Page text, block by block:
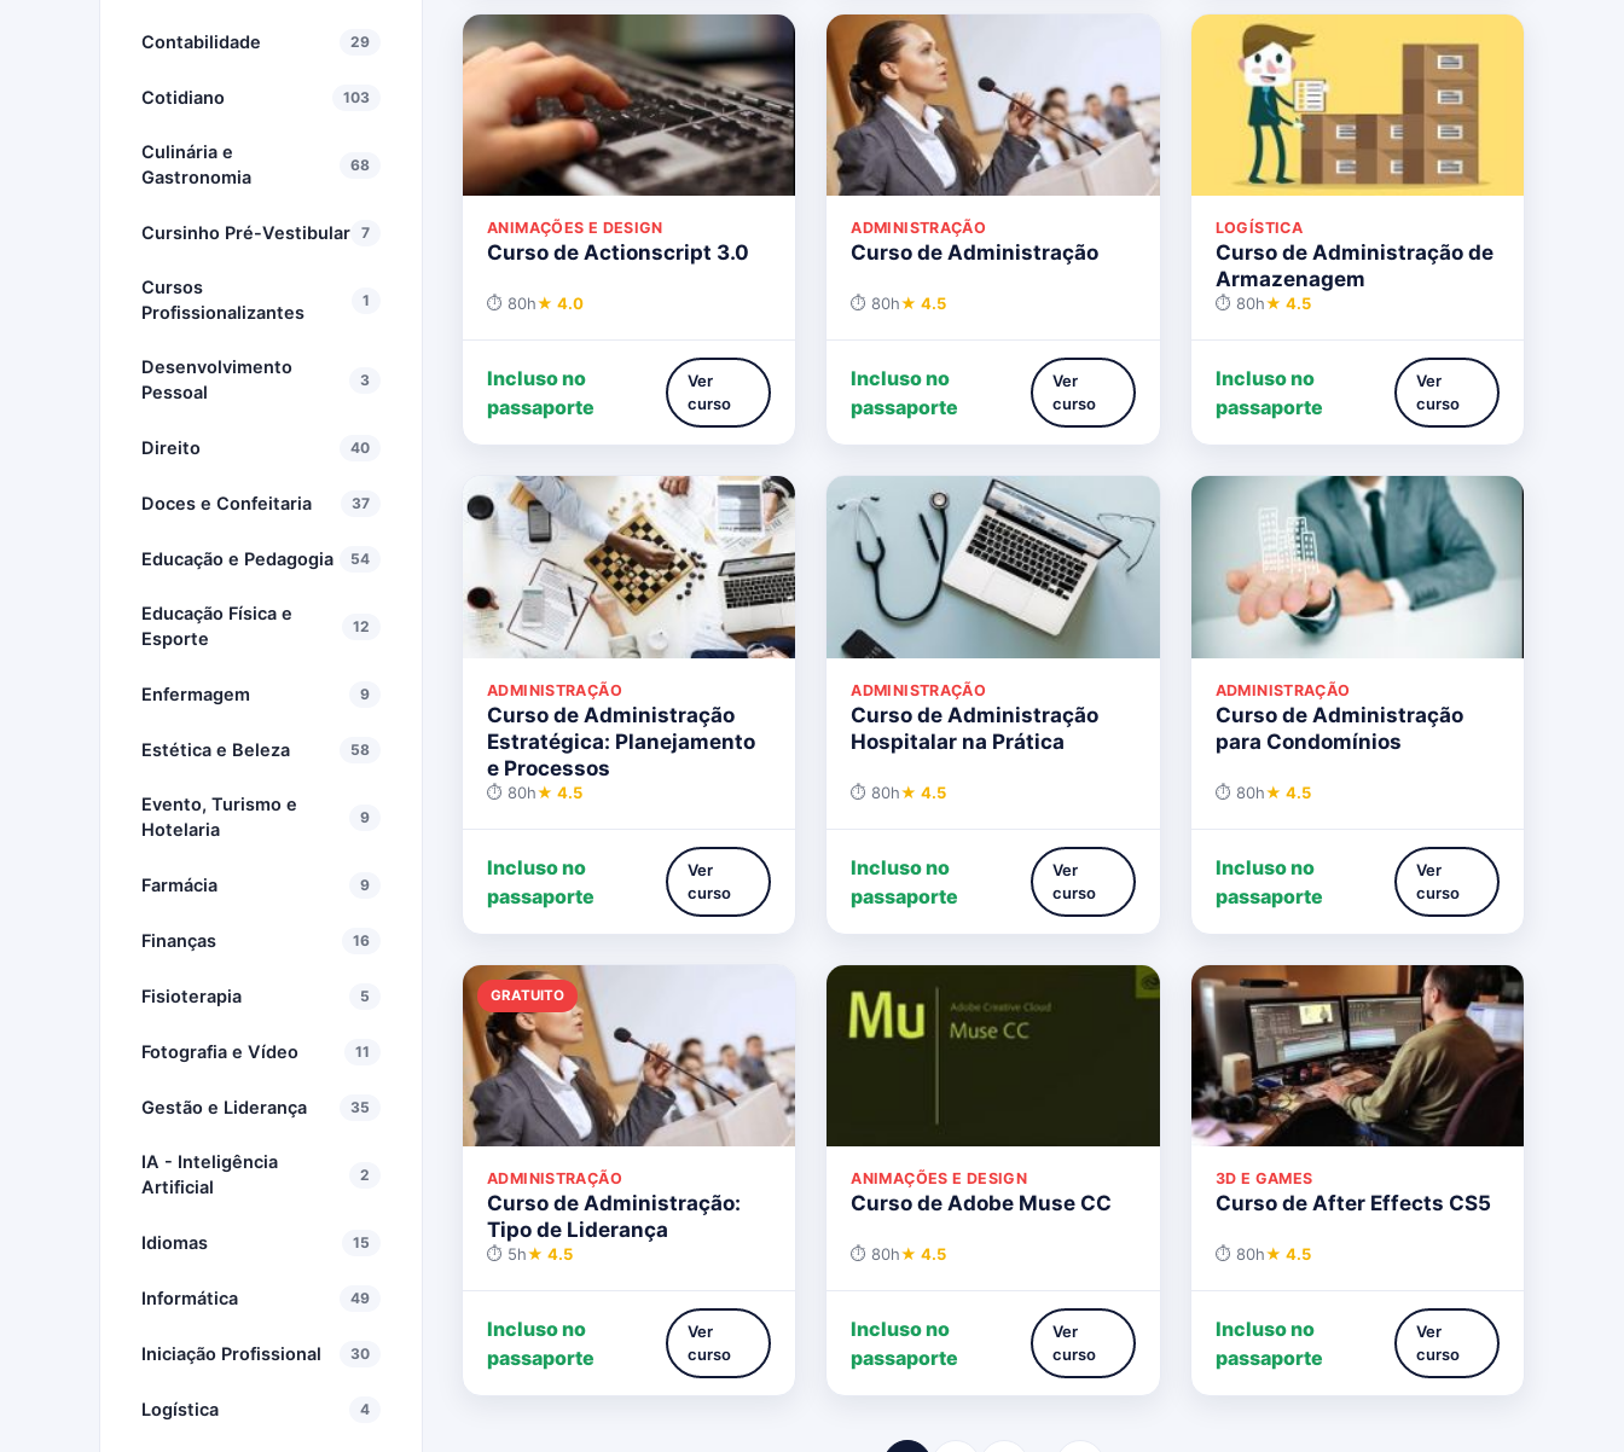
Contabilidade 29
Cotidiano 103
Culinária e
Gastronomia
68
Cursinho Pré-Vestibular 7
Cursos
Profissionalizantes
1
Desenvolvimento
Pessoal
3
Direito 40
Doces e Confeitaria 37
Educação e Pedagogia 54
Educação Física e
Esporte
12
Enfermagem 9
Estética e Beleza 58
Evento, Turismo e
Hotelaria
9
Farmácia 9
Finanças 16
Fisioterapia 5
Fotografia e Vídeo 11
Gestão e Liderança 35
IA - Inteligência
Artificial
2
Idiomas 15
Informática 49
Iniciação Profissional 30
Logística 4
ANIMAÇÕES E DESIGN
Curso de Actionscript 3.0
⏱ 80h★ 4.0
Incluso no
passaporte
Ver
curso
ADMINISTRAÇÃO
Curso de Administração
⏱ 80h★ 4.5
Incluso no
passaporte
Ver
curso
LOGÍSTICA
Curso de Administração de
Armazenagem
⏱ 80h★ 4.5
Incluso no
passaporte
Ver
curso
ADMINISTRAÇÃO
Curso de Administração
Estratégica: Planejamento
e Processos
⏱ 80h★ 4.5
Incluso no
passaporte
Ver
curso
ADMINISTRAÇÃO
Curso de Administração
Hospitalar na Prática
⏱ 80h★ 4.5
Incluso no
passaporte
Ver
curso
ADMINISTRAÇÃO
Curso de Administração
para Condomínios
⏱ 80h★ 4.5
Incluso no
passaporte
Ver
curso
GRATUITO
ADMINISTRAÇÃO
Curso de Administração:
Tipo de Liderança
⏱ 5h★ 4.5
Incluso no
passaporte
Ver
curso
ANIMAÇÕES E DESIGN
Curso de Adobe Muse CC
⏱ 80h★ 4.5
Incluso no
passaporte
Ver
curso
3D E GAMES
Curso de After Effects CS5
⏱ 80h★ 4.5
Incluso no
passaporte
Ver
curso